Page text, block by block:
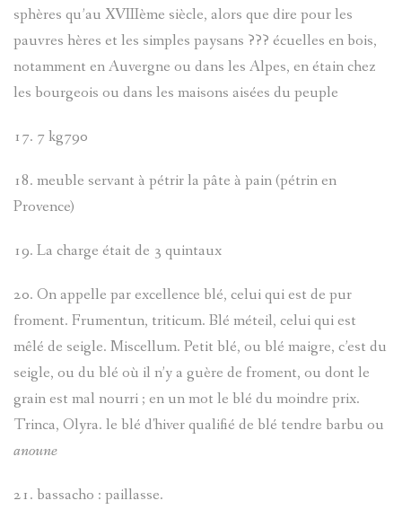
sphères qu’au XVIIIème siècle, alors que dire pour les
pauvres hères et les simples paysans ??? écuelles en bois,
notamment en Auvergne ou dans les Alpes, en étain chez
les bourgeois ou dans les maisons aisées du peuple
17. 7 kg790
18. meuble servant à pétrir la pâte à pain (pétrin en
Provence)
19. La charge était de 3 quintaux
20. On appelle par excellence blé, celui qui est de pur
froment. Frumentun, triticum. Blé méteil, celui qui est
mêlé de seigle. Miscellum. Petit blé, ou blé maigre, c’est du
seigle, ou du blé où il n’y a guère de froment, ou dont le
grain est mal nourri ; en un mot le blé du moindre prix.
Trinca, Olyra. le blé d'hiver qualifié de blé tendre barbu ou
anoune
21. bassacho : paillasse.